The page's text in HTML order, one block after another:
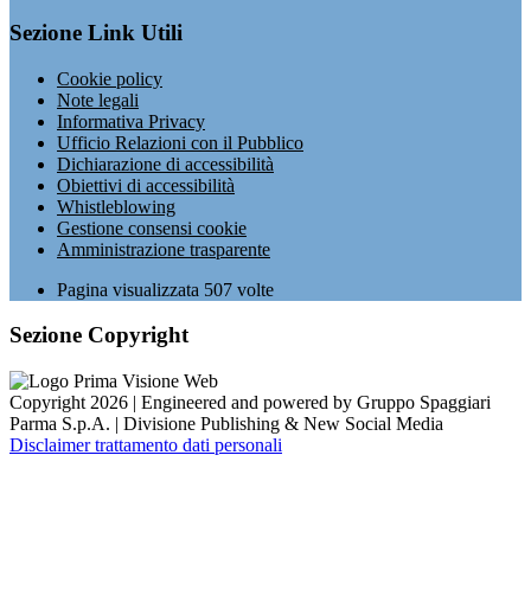
Sezione Link Utili
Cookie policy
Note legali
Informativa Privacy
Ufficio Relazioni con il Pubblico
Dichiarazione di accessibilità
Obiettivi di accessibilità
Whistleblowing
Gestione consensi cookie
Amministrazione trasparente
Pagina visualizzata 507 volte
Sezione Copyright
Copyright 2026 | Engineered and powered by Gruppo Spaggiari
Parma S.p.A. | Divisione Publishing & New Social Media
Disclaimer trattamento dati personali